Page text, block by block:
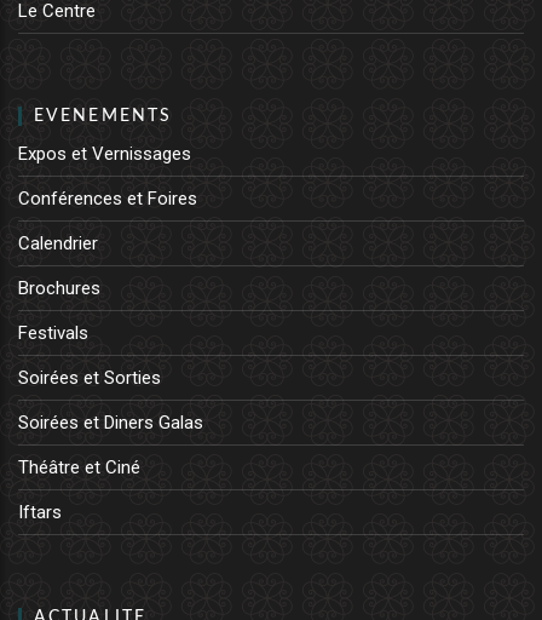
Le Centre
EVENEMENTS
Expos et Vernissages
Conférences et Foires
Calendrier
Brochures
Festivals
Soirées et Sorties
Soirées et Diners Galas
Théâtre et Ciné
Iftars